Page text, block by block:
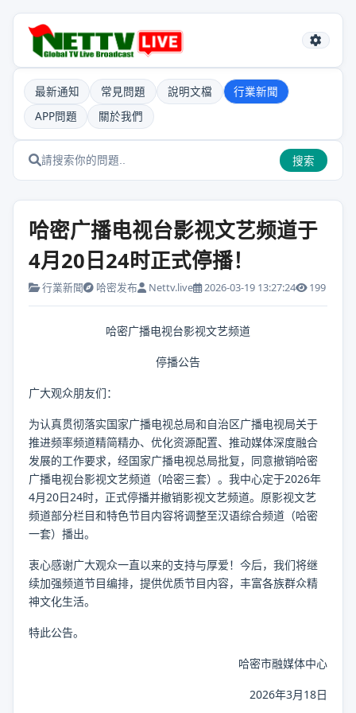
最新通知 常見問題 說明文檔
行業新聞
APP問題
關於我們
搜索
哈密广播电视台影视文艺频道于
4月20日24时正式停播！
行業新聞 哈密发布 Nettv.live 2026-03-19 13:27:24 199
哈密广播电视台影视文艺频道
停播公告
广大观众朋友们：
为认真贯彻落实国家广播电视总局和自治区广播电视局关于
推进频率频道精简精办、优化资源配置、推动媒体深度融合
发展的工作要求，经国家广播电视总局批复，同意撤销哈密
广播电视台影视文艺频道（哈密三套）。我中心定于2026年
4月20日24时，正式停播并撤销影视文艺频道。原影视文艺
频道部分栏目和特色节目内容将调整至汉语综合频道（哈密
一套）播出。
衷心感谢广大观众一直以来的支持与厚爱！今后，我们将继
续加强频道节目编排，提供优质节目内容，丰富各族群众精
神文化生活。
特此公告。
哈密市融媒体中心
2026年3月18日